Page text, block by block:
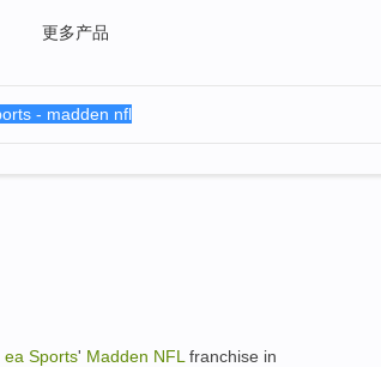
更多产品
ea Sports' Madden NFL franchise in